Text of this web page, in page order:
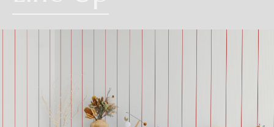
合があります。あらかじめ商品特性や現場の環境などをご確認の上、商品選
択をお願いします．
※②告示第1400号の厚さが12mm以上の石膏ボード